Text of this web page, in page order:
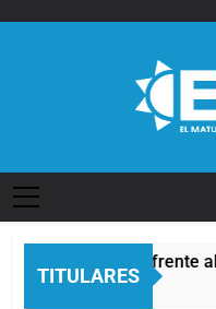
TITULARES
Incidentes frente
4 Horas Atrás